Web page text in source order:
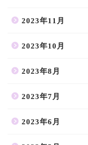
2023年11月
2023年10月
2023年8月
2023年7月
2023年6月